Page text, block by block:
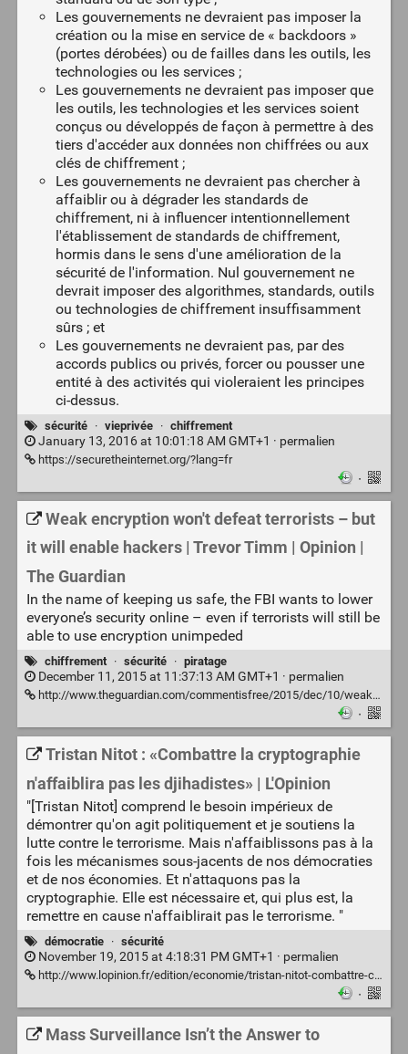
Les gouvernements ne devraient pas imposer la
création ou la mise en service de « backdoors »
(portes dérobées) ou de failles dans les outils, les
technologies ou les services ;
Les gouvernements ne devraient pas imposer que
les outils, les technologies et les services soient
conçus ou développés de façon à permettre à des
tiers d'accéder aux données non chiffrées ou aux
clés de chiffrement ;
Les gouvernements ne devraient pas chercher à
affaiblir ou à dégrader les standards de
chiffrement, ni à influencer intentionnellement
l'établissement de standards de chiffrement,
hormis dans le sens d'une amélioration de la
sécurité de l'information. Nul gouvernement ne
devrait imposer des algorithmes, standards, outils
ou technologies de chiffrement insuffisamment
sûrs ; et
Les gouvernements ne devraient pas, par des
accords publics ou privés, forcer ou pousser une
entité à des activités qui violeraient les principes
ci-dessus.
sécurité · vieprivée · chiffrement
January 13, 2016 at 10:01:18 AM GMT+1 · permalien
https://securetheinternet.org/?lang=fr
·
Weak encryption won't defeat terrorists – but
it will enable hackers | Trevor Timm | Opinion |
The Guardian
In the name of keeping us safe, the FBI wants to lower
everyone’s security online – even if terrorists will still be
able to use encryption unimpeded
chiffrement · sécurité · piratage
December 11, 2015 at 11:37:13 AM GMT+1 · permalien
http://www.theguardian.com/commentisfree/2015/dec/10/weak-encryption-wont-defeat-terrorists-but-it-will-enable-hackers
·
Tristan Nitot : «Combattre la cryptographie
n'affaiblira pas les djihadistes» | L'Opinion
"[Tristan Nitot] comprend le besoin impérieux de
démontrer qu'on agit politiquement et je soutiens la
lutte contre le terrorisme. Mais n'affaiblissons pas à la
fois les mécanismes sous-jacents de nos démocraties
et de nos économies. Et n'attaquons pas la
cryptographie. Elle est nécessaire et, qui plus est, la
remettre en cause n'affaiblirait pas le terrorisme. "
démocratie · sécurité
November 19, 2015 at 4:18:31 PM GMT+1 · permalien
http://www.lopinion.fr/edition/economie/tristan-nitot-combattre-cryptographie-n-affaiblira-pas-djihadistes-90772
·
Mass Surveillance Isn’t the Answer to